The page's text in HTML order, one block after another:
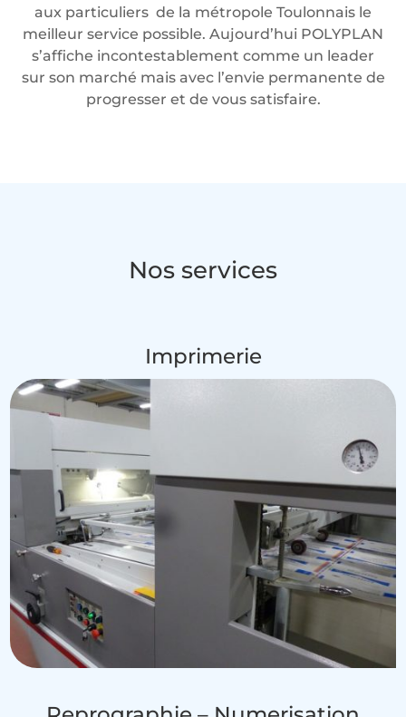
aux particuliers de la métropole Toulonnais le
meilleur service possible. Aujourd’hui POLYPLAN
s’affiche incontestablement comme un leader
sur son marché mais avec l’envie permanente de
progresser et de vous satisfaire.
Nos services
Imprimerie